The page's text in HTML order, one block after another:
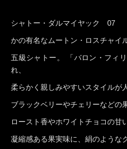
シャトー・ダルマイヤック
かの有名なムートン・ロスチャイ
五級シャトー。 「バロン・フィ
れ、
柔らかく親しみやすいスタイルが
ブラックベリーやチェリーなどの
ロースト香やホワイトチョコの甘
凝縮感ある果実味に、絹のような